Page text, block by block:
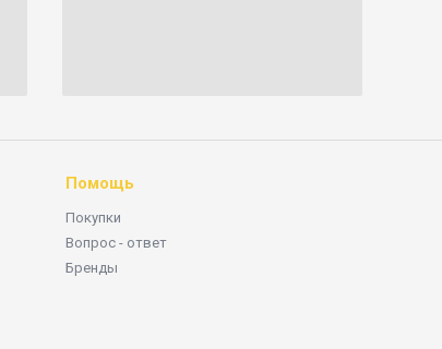
Помощь
Покупки
Вопрос - ответ
Бренды